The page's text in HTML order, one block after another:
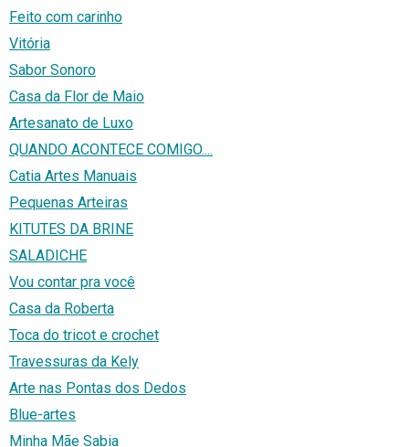
Feito com carinho
Vitória
Sabor Sonoro
Casa da Flor de Maio
Artesanato de Luxo
QUANDO ACONTECE COMIGO....
Catia Artes Manuais
Pequenas Arteiras
KITUTES DA BRINE
SALADICHE
Vou contar pra você
Casa da Roberta
Toca do tricot e crochet
Travessuras da Kely
Arte nas Pontas dos Dedos
Blue-artes
Minha Mãe Sabia